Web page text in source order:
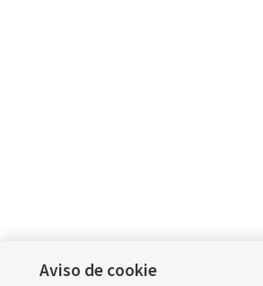
Aviso de cookie